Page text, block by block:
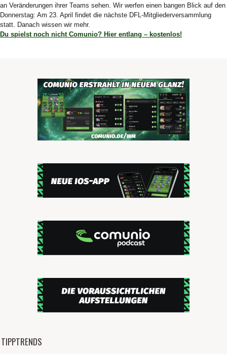
an Veränderungen ihrer Teams sehen. Wir werfen einen bangen Blick auf den
Donnerstag: Am 23. April findet die nächste DFL-Mitgliederversammlung
statt. Danach wissen wir mehr.
Du spielst noch nicht Comunio? Hier entlang – kostenlos!
TIPPTRENDS